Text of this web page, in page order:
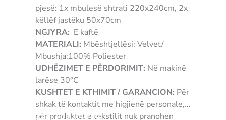
pjesë: 1x mbulesë shtrati 220x240cm, 2x
këllëf jastëku 50x70cm
NGJYRA: E kaftë
MATERIALI: Mbështjellësi: Velvet/
Mbushja:100% Poliester
UDHËZIMET E PËRDORIMIT: Në makinë
larëse 30°C
KUSHTET E KTHIMIT / GARANCION: Për
shkak të kontaktit me higjienë personale,
për produktet e tekstilit nuk pranohen
3907489384722